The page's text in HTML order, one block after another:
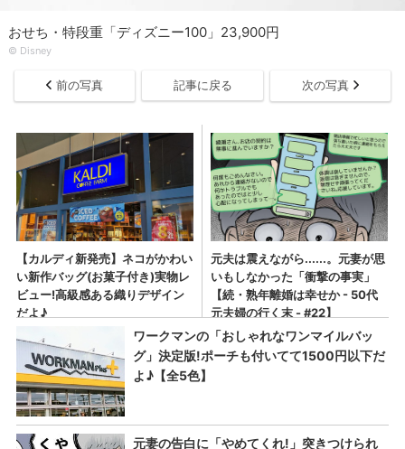
おせち・特段重「ディズニー100」23,900円
© Disney
前の写真 記事に戻る 次の写真